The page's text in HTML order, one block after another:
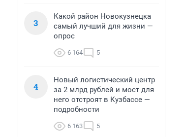
3
Какой район Новокузнецка
самый лучший для жизни —
опрос
6 164 5
4
Новый логистический центр
за 2 млрд рублей и мост для
него отстроят в Кузбассе —
подробности
6 163 5